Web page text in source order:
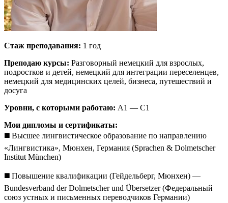
Стаж преподавания: 1 год
Преподаю курсы: Разговорный немецкий для взрослых,
подростков и детей, немецкий для интеграции переселенцев,
немецкий для медицинских целей, бизнеса, путешествий и
досуга
Уровни, с которыми работаю: A1 — C1
Мои дипломы и сертификаты:
◼️ Высшее лингвистическое образование по направлению
«Лингвистика», Мюнхен, Германия (Sprachen & Dolmetscher
Institut München)
◼️ Повышение квалификации (Гейдельберг, Мюнхен) —
Bundesverband der Dolmetscher und Übersetzer (Федеральный
союз устных и письменных переводчиков Германии)